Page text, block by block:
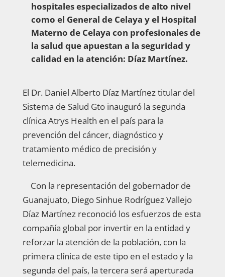
hospitales especializados de alto nivel
como el General de Celaya y el Hospital
Materno de Celaya con profesionales de
la salud que apuestan a la seguridad y
calidad en la atención: Díaz Martínez.
El Dr. Daniel Alberto Díaz Martínez titular del
Sistema de Salud Gto inauguró la segunda
clínica Atrys Health en el país para la
prevención del cáncer, diagnóstico y
tratamiento médico de precisión y
telemedicina.
Con la representación del gobernador de
Guanajuato, Diego Sinhue Rodríguez Vallejo
Díaz Martínez reconoció los esfuerzos de esta
compañía global por invertir en la entidad y
reforzar la atención de la población, con la
primera clínica de este tipo en el estado y la
segunda del país, la tercera será aperturada